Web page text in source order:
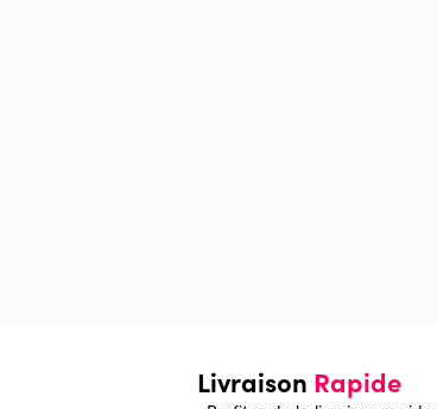
Livraison Rapide